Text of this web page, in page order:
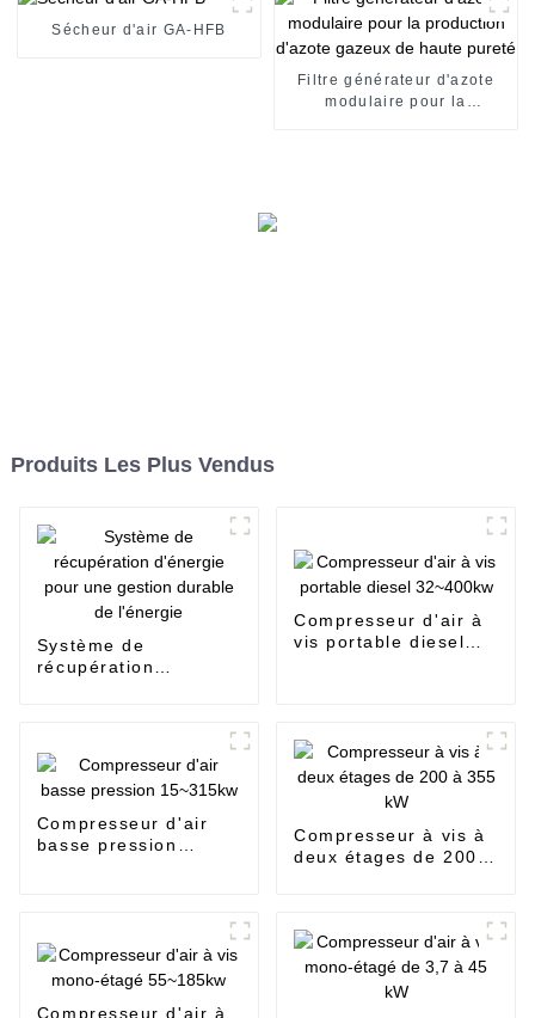
Sécheur d'air GA-HFB
Filtre générateur d'azote
modulaire pour la
Produits Les Plus Vendus
Système de
récupération
Compresseur d'air à
vis portable diesel
Compresseur d'air
basse pression
Compresseur à vis à
deux étages de 200 à
Compresseur d'air à